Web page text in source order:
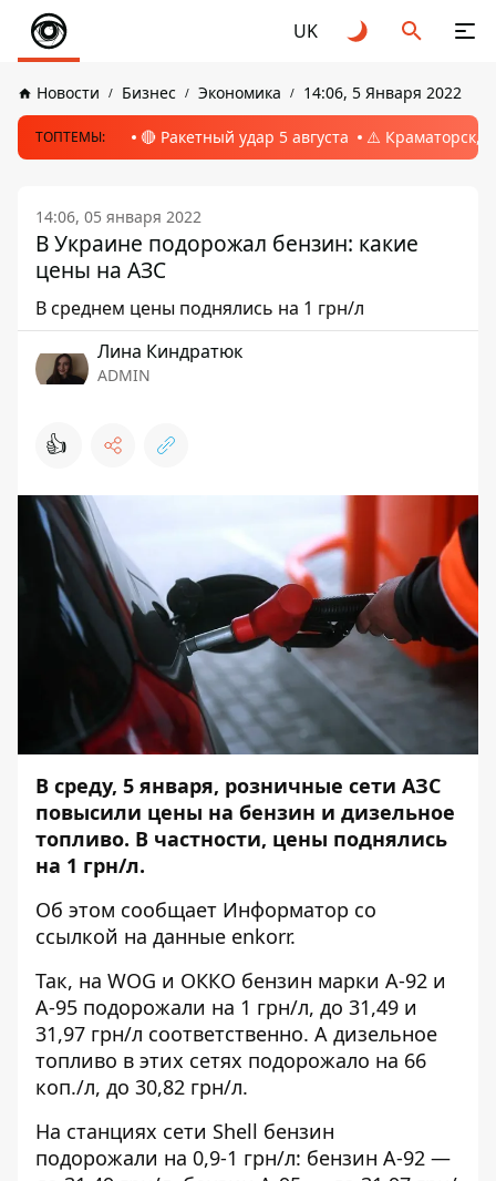
UK
Новости Бизнес Экономика 14:06, 5 Января 2022
ТОПТЕМЫ: 🔴 Ракетный удар 5 августа ⚠️ Краматорск,
14:06, 05 января 2022
В Украине подорожал бензин: какие
цены на АЗС
В среднем цены поднялись на 1 грн/л
Лина Киндратюк
ADMIN
👍
В среду, 5 января, розничные сети АЗС
повысили цены на бензин и дизельное
топливо. В частности, цены поднялись
на 1 грн/л.
Об этом сообщает Информатор со
ссылкой на данные enkorr.
Так, на WOG и ОККО бензин марки А-92 и
А-95 подорожали на 1 грн/л, до 31,49 и
31,97 грн/л соответственно. А дизельное
топливо в этих сетях подорожало на 66
коп./л, до 30,82 грн/л.
На станциях сети Shell бензин
подорожали на 0,9-1 грн/л: бензин А-92 —